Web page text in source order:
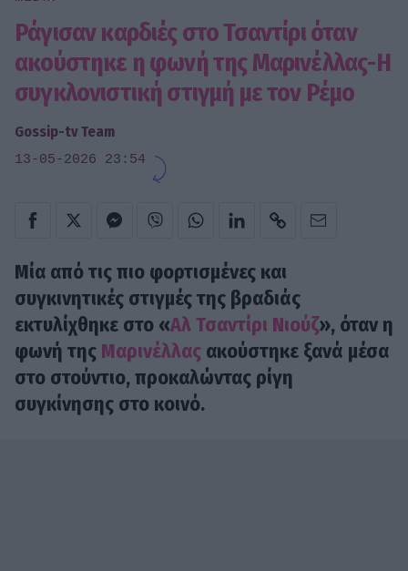
Ράγισαν καρδιές στο Τσαντίρι όταν
ακούστηκε η φωνή της Μαρινέλλας-Η
συγκλονιστική στιγμή με τον Ρέμο
Gossip-tv Team
13-05-2026 23:54
Μία από τις πιο φορτισμένες και
συγκινητικές στιγμές της βραδιάς
εκτυλίχθηκε στο «Αλ Τσαντίρι Νιούζ», όταν η
φωνή της Μαρινέλλας ακούστηκε ξανά μέσα
στο στούντιο, προκαλώντας ρίγη
συγκίνησης στο κοινό.